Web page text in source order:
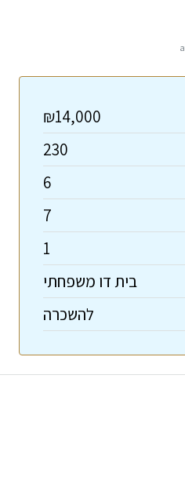
₪14,000
230
6
7
1
בית דו משפחתי
להשכרה